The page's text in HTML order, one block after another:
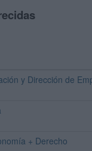
y Dirección de
+ Derecho